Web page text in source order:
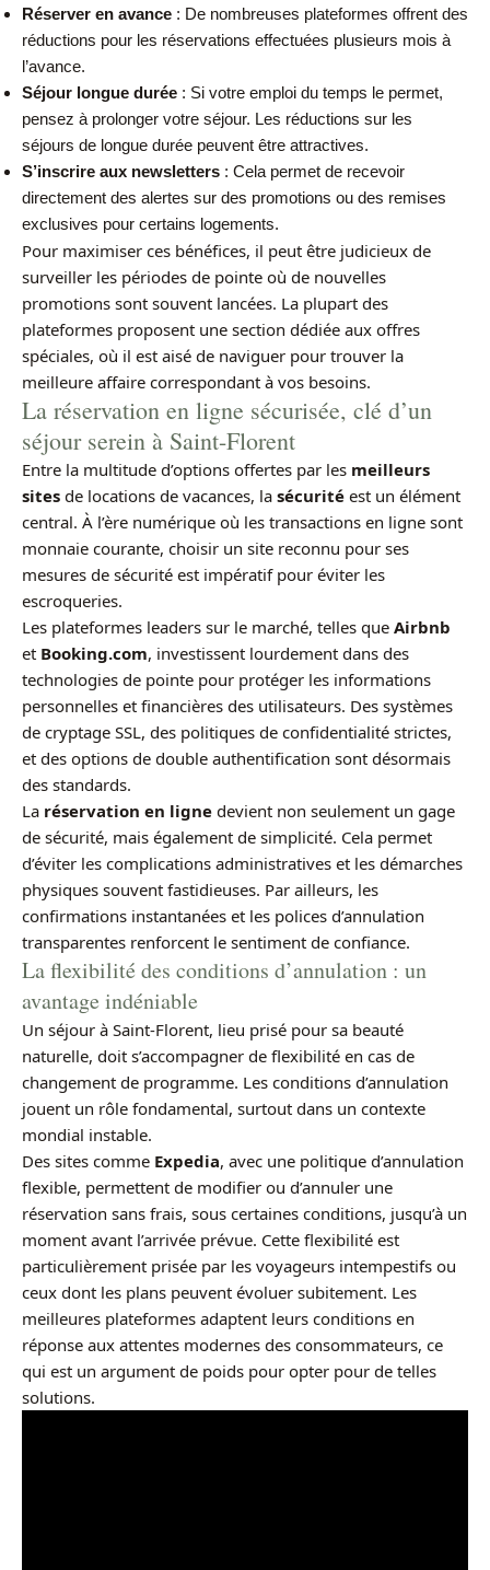
Réserver en avance : De nombreuses plateformes offrent des
réductions pour les réservations effectuées plusieurs mois à
l’avance.
Séjour longue durée : Si votre emploi du temps le permet,
pensez à prolonger votre séjour. Les réductions sur les
séjours de longue durée peuvent être attractives.
S’inscrire aux newsletters : Cela permet de recevoir
directement des alertes sur des promotions ou des remises
exclusives pour certains logements.
Pour maximiser ces bénéfices, il peut être judicieux de
surveiller les périodes de pointe où de nouvelles
promotions sont souvent lancées. La plupart des
plateformes proposent une section dédiée aux offres
spéciales, où il est aisé de naviguer pour trouver la
meilleure affaire correspondant à vos besoins.
La réservation en ligne sécurisée, clé d’un
séjour serein à Saint-Florent
Entre la multitude d’options offertes par les meilleurs
sites de locations de vacances, la sécurité est un élément
central. À l’ère numérique où les transactions en ligne sont
monnaie courante, choisir un site reconnu pour ses
mesures de sécurité est impératif pour éviter les
escroqueries.
Les plateformes leaders sur le marché, telles que Airbnb
et Booking.com, investissent lourdement dans des
technologies de pointe pour protéger les informations
personnelles et financières des utilisateurs. Des systèmes
de cryptage SSL, des politiques de confidentialité strictes,
et des options de double authentification sont désormais
des standards.
La réservation en ligne devient non seulement un gage
de sécurité, mais également de simplicité. Cela permet
d’éviter les complications administratives et les démarches
physiques souvent fastidieuses. Par ailleurs, les
confirmations instantanées et les polices d’annulation
transparentes renforcent le sentiment de confiance.
La flexibilité des conditions d’annulation : un
avantage indéniable
Un séjour à Saint-Florent, lieu prisé pour sa beauté
naturelle, doit s’accompagner de flexibilité en cas de
changement de programme. Les conditions d’annulation
jouent un rôle fondamental, surtout dans un contexte
mondial instable.
Des sites comme Expedia, avec une politique d’annulation
flexible, permettent de modifier ou d’annuler une
réservation sans frais, sous certaines conditions, jusqu’à un
moment avant l’arrivée prévue. Cette flexibilité est
particulièrement prisée par les voyageurs intempestifs ou
ceux dont les plans peuvent évoluer subitement. Les
meilleures plateformes adaptent leurs conditions en
réponse aux attentes modernes des consommateurs, ce
qui est un argument de poids pour opter pour de telles
solutions.